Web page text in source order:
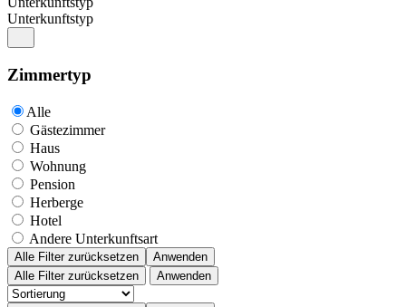
Unterkunftstyp
Zimmertyp
Alle
Gästezimmer
Haus
Wohnung
Pension
Herberge
Hotel
Andere Unterkunftsart
Alle Filter zurücksetzen
Anwenden
Alle Filter zurücksetzen
Anwenden